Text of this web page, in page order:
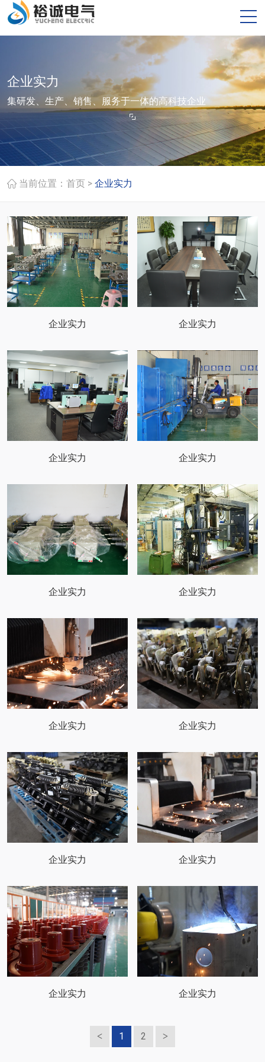
企业实力
集研发、生产、销售、服务于一体的高科技企业
当前位置： 首页 > 企业实力
企业实力 企业实力
企业实力 企业实力
企业实力 企业实力
企业实力 企业实力
企业实力 企业实力
企业实力 企业实力
1 2